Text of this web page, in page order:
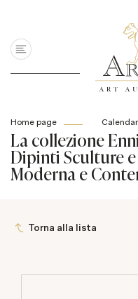
Home page
La collezione
Dipinti Sculture
Moderna e
Torna alla lista